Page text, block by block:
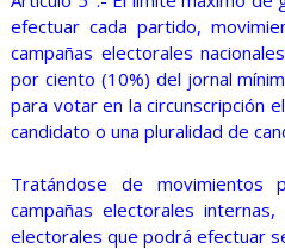
efectuar cada partido,
campañas electorales
por ciento (10%) del jornal
para votar en la circunscripción
candidato o una pluralidad de
Tratándose de movimientos
campañas electorales
electorales que podrá efectuar